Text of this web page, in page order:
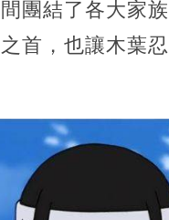
團結了各大家
首，也讓木葉